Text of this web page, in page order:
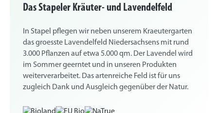
Das Stapeler Kräuter- und Lavendelfeld
In Stapel pflegen wir neben unserem Kraeutergarten
das groesste Lavendelfeld Niedersachsens mit rund
3.000 Pflanzen auf etwa 5.000 qm. Der Lavendel wird
im Sommer geerntet und in unseren Produkten
weiterverarbeitet. Das artenreiche Feld ist für uns
zugleich Dank und Ausgleich gegenüber der Natur.